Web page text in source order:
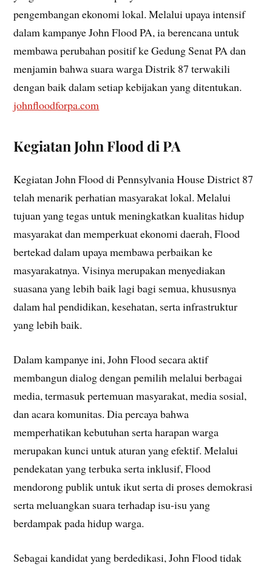
pengembangan ekonomi lokal. Melalui upaya intensif
dalam kampanye John Flood PA, ia berencana untuk
membawa perubahan positif ke Gedung Senat PA dan
menjamin bahwa suara warga Distrik 87 terwakili
dengan baik dalam setiap kebijakan yang ditentukan.
johnfloodforpa.com
Kegiatan John Flood di PA
Kegiatan John Flood di Pennsylvania House District 87
telah menarik perhatian masyarakat lokal. Melalui
tujuan yang tegas untuk meningkatkan kualitas hidup
masyarakat dan memperkuat ekonomi daerah, Flood
bertekad dalam upaya membawa perbaikan ke
masyarakatnya. Visinya merupakan menyediakan
suasana yang lebih baik lagi bagi semua, khususnya
dalam hal pendidikan, kesehatan, serta infrastruktur
yang lebih baik.
Dalam kampanye ini, John Flood secara aktif
membangun dialog dengan pemilih melalui berbagai
media, termasuk pertemuan masyarakat, media sosial,
dan acara komunitas. Dia percaya bahwa
memperhatikan kebutuhan serta harapan warga
merupakan kunci untuk aturan yang efektif. Melalui
pendekatan yang terbuka serta inklusif, Flood
mendorong publik untuk ikut serta di proses demokrasi
serta meluangkan suara terhadap isu-isu yang
berdampak pada hidup warga.
Sebagai kandidat yang berdedikasi, John Flood tidak